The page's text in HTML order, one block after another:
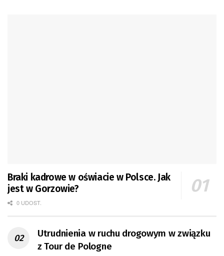
Braki kadrowe w oświacie w Polsce. Jak
jest w Gorzowie?
0 UDOST.
Utrudnienia w ruchu drogowym w związku
z Tour de Pologne